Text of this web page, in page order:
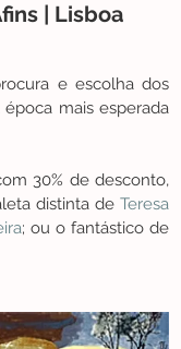
| Lisboa
e escolha dos
mais esperada
30% de desconto,
distinta de Teresa